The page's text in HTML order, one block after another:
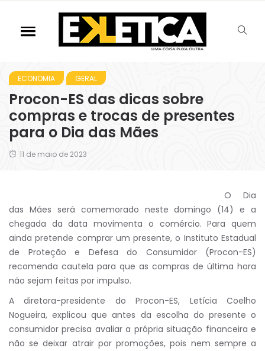
ECONOMIA GERAL
Procon-ES das dicas sobre
compras e trocas de presentes
para o Dia das Mães
11 de maio de 2023
O Dia
das Mães será comemorado neste domingo (14) e a
chegada da data movimenta o comércio. Para quem
ainda pretende comprar um presente, o Instituto Estadual
de Proteção e Defesa do Consumidor (Procon-ES)
recomenda cautela para que as compras de última hora
não sejam feitas por impulso.
A diretora-presidente do Procon-ES, Letícia Coelho
Nogueira, explicou que antes da escolha do presente o
consumidor precisa avaliar a própria situação financeira e
não se deixar atrair por promoções, pois nem sempre a